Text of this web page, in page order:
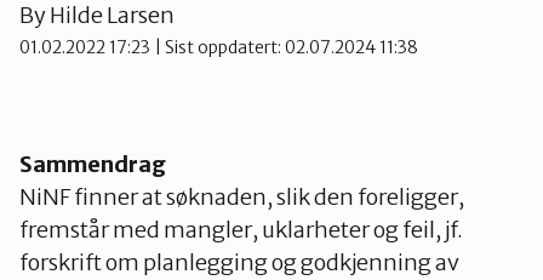
Jevnaker
Lillestrøm
ByHilde Larsen
01.02.2022 17:23 | Sist oppdatert: 02.07.2024 11:38
Sammendrag
NiNF finner at søknaden, slik den foreligger,
fremstår med mangler, uklarheter og feil, jf.
forskrift om planlegging og godkjenning av